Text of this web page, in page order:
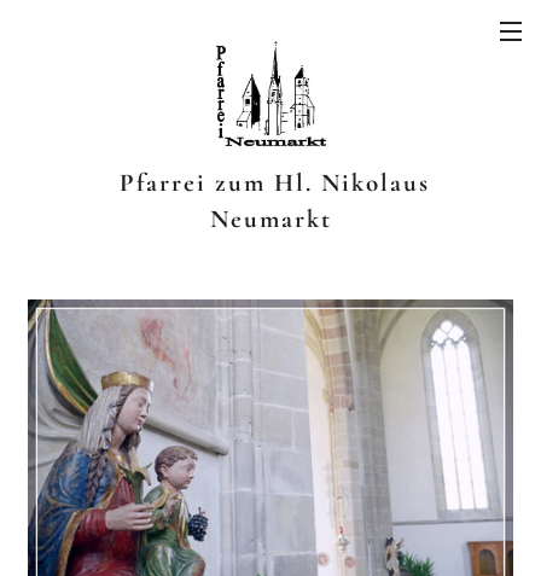
Pfarrei zum Hl. Nikolaus
Neumarkt